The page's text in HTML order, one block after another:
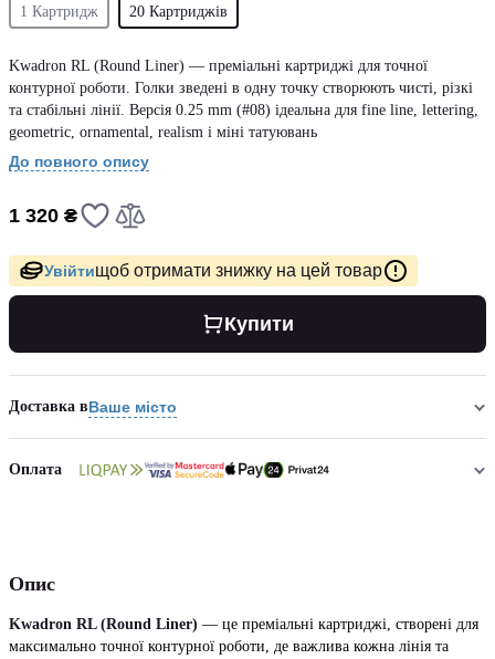
1 Картридж 20 Картриджів
Kwadron RL (Round Liner) — преміальні картриджі для точної
контурної роботи. Голки зведені в одну точку створюють чисті, різкі
та стабільні лінії. Версія 0.25 mm (#08) ідеальна для fine line, lettering,
geometric, ornamental, realism і міні татуювань
До повного опису
1 320 ₴
Увійтищоб отримати знижку на цей товар
Купити
Доставка вВаше місто
Оплата
Опис
Kwadron RL (Round Liner) — це преміальні картриджі, створені для
максимально точної контурної роботи, де важлива кожна лінія та